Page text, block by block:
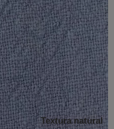
Textura natural